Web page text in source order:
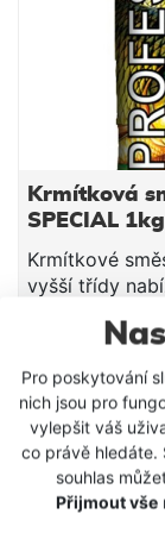
Pro poskytování
nich jsou pro
vylepšit váš
co právě hledáte.
souhlas
Přijmout vše
oscilace pro
otočení kličky
“Fast Drag”
kaprů
0,40mm/320m
Krmítková
SPECIAL 1kg
Krmítkové
vyšší třídy
především
dobrou
mírně
této řady
tmavé krmení,
jej s
tekoucích
atraktorů
místě. Tato
SKLADEM